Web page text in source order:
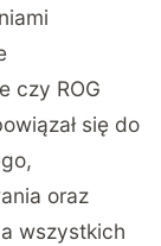
czy ROG
się do
oraz
wszystkich